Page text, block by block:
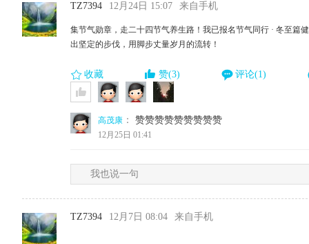
TZ7394 12月24日 15:07 来自手机
集节气勋章，走二十四节气养生路！我已报名节气同行 · 冬至篇
出坚定的步伐，用脚步丈量岁月的流转！
收藏 赞(3) 评论(1)
高茂康 ： 赞赞赞赞赞赞赞赞赞
12月25日 01:41
我也说一句
TZ7394 12月7日 08:04 来自手机